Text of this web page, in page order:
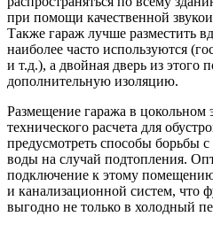
при помощи качественной
Также гараж лучше разместить
наиболее часто используются
и т.д.), а двойная дверь из этого
дополнительную изоляцию.
Размещение гаража в цокольном
технического расчета для
предусмотреть способы борьбы
воды на случай подтопления.
подключение к этому
и канализационной систем, что
выгодно не только в холодный